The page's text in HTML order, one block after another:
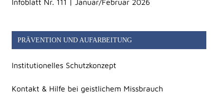
Infoblatt Nr. 111 | Januar/Februar 2026
PRÄVENTION UND AUFARBEITUNG
Institutionelles Schutzkonzept
Kontakt & Hilfe bei geistlichem Missbrauch